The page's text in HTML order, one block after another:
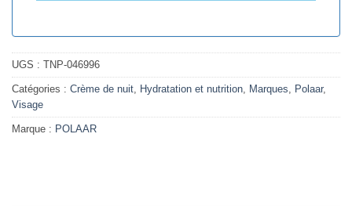
UGS : TNP-046996
Catégories : Crème de nuit, Hydratation et nutrition, Marques, Polaar,
Visage
Marque : POLAAR